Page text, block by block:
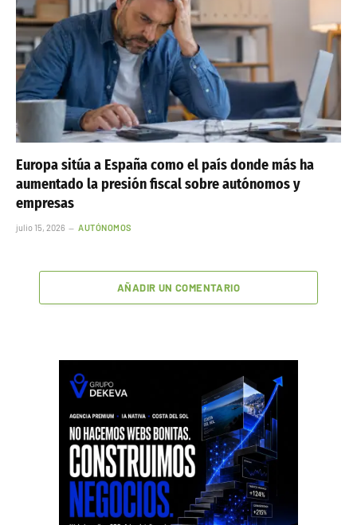
Europa sitúa a España como el país donde más ha
aumentado la presión fiscal sobre autónomos y
empresas
julio 15, 2026 AUTÓNOMOS
AÑADIR UN COMENTARIO